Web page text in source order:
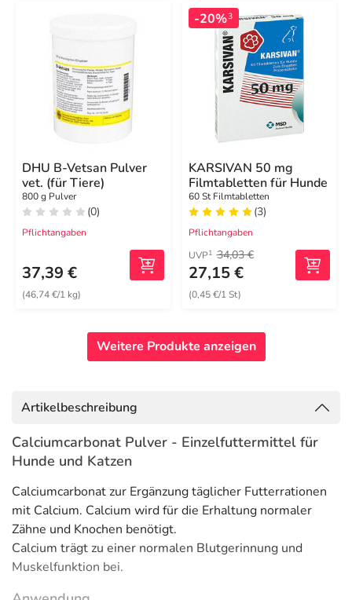
DHU B-Vetsan Pulver
vet. (für Tiere)
800 g Pulver
(0)
Pflichtangaben
37,39 €
(46,74 €/1 kg)
-20%3
KARSIVAN 50 mg
Filmtabletten für Hunde
60 St Filmtabletten
(3)
Pflichtangaben
UVP1 34,03 €
27,15 €
(0,45 €/1 St)
Weitere Produkte anzeigen
Artikelbeschreibung
Calciumcarbonat Pulver - Einzelfuttermittel für
Hunde und Katzen
Calciumcarbonat zur Ergänzung täglicher Futterrationen
mit Calcium. Calcium wird für die Erhaltung normaler
Zähne und Knochen benötigt.
Calcium trägt zu einer normalen Blutgerinnung und
Muskelfunktion bei.